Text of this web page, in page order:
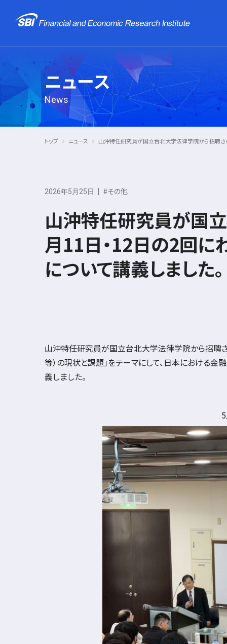
ニュース
News
トップ ニュース 山沖特任研究員が国立台北大学法律学院から招聘さ
2026年5月25日 #その他
山沖特任研究員が国
月11日・12日の2回に
について講義しました。
山沖特任研究員が国立台北大学法律学院から招聘
等）の現状と課題」をテーマにして、日本における
義しました。